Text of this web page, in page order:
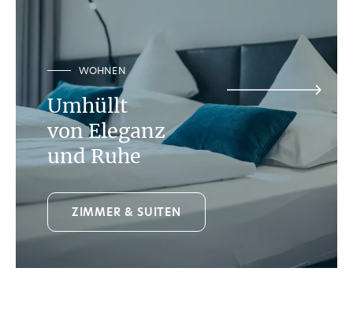
KULINARIK
Eintauchen
in die Welt
der Genüsse
GENUSS AM SEE